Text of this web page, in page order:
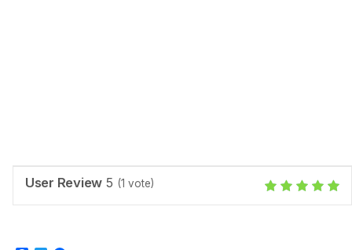
User Review 5 (1 vote)